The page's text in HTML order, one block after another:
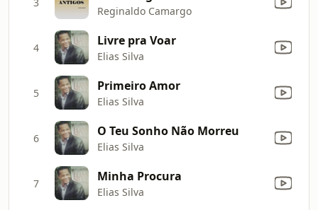
Reginaldo Camargo
4 Livre pra Voar
Elias Silva
5 Primeiro Amor
Elias Silva
6 O Teu Sonho Não Morreu
Elias Silva
7 Minha Procura
Elias Silva